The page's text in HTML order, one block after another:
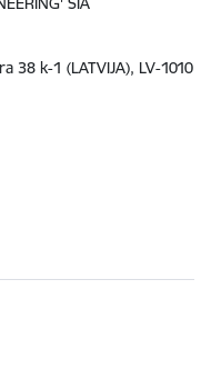
38 k-1 (LATVIJA), LV-1010